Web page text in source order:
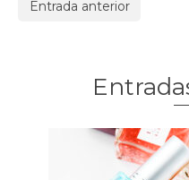
Entrada anterior